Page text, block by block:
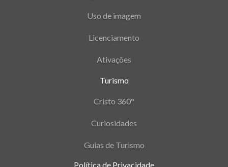
Uso de imagem
Licenciamento
Ativações
Turismo
Cristo 360°
Curiosidades
Guias de Turismo
Política de Privacidade